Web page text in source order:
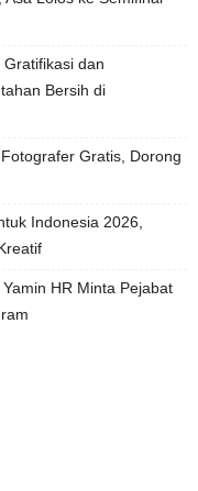
Gratifikasi dan
Bersih di
Gratis, Dorong
Indonesia 2026,
HR Minta Pejabat